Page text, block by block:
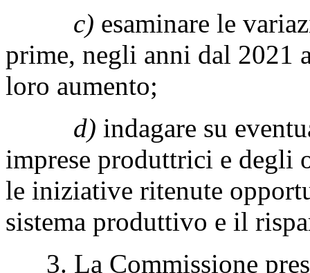
c) esaminare le
prime, negli anni dal 2021
loro aumento;
d) indagare su
imprese produttrici e degli
le iniziative ritenute
sistema produttivo e il
3. La Commissione